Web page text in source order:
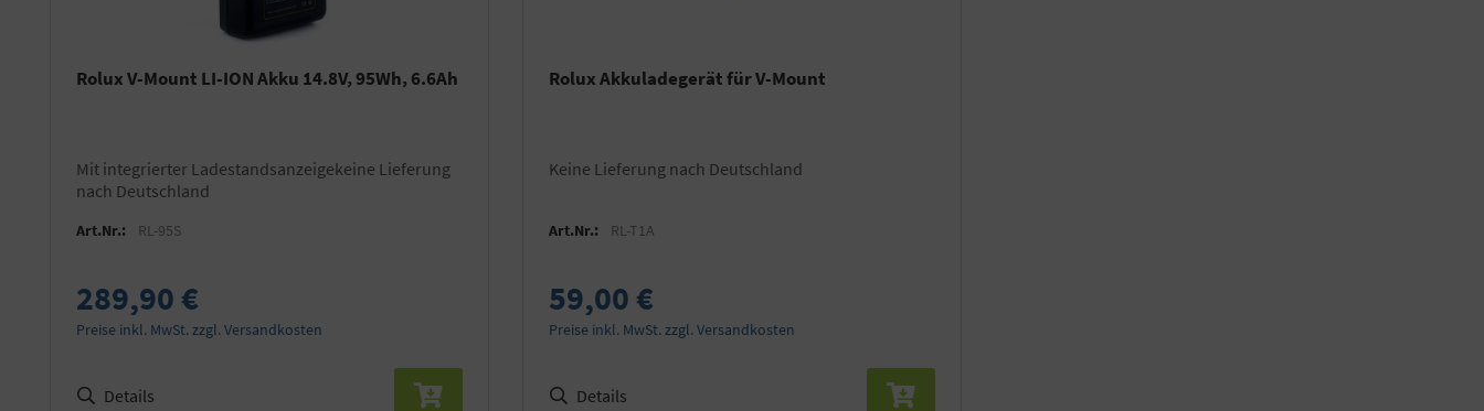
Rolux V-Mount LI-ION Akku 14.8V, 95Wh, 6.6Ah
mit integrierter Ladestandsanzeigekeine Lieferung
nach Deutschland
Art.Nr.: RL-95S
289,90 €
Preise inkl. MwSt. zzgl. Versandkosten
Details
Rolux Akkuladegerät für V-Mount
keine Lieferung nach Deutschland
Art.Nr.: RL-T1A
59,00 €
Preise inkl. MwSt. zzgl. Versandkosten
Details